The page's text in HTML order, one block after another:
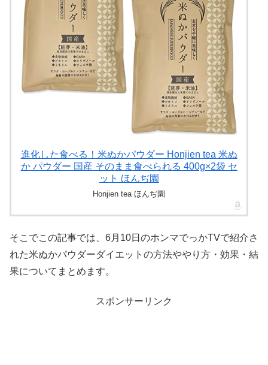
進化した食べる！米ぬかパウダー Honjien tea 米ぬ
か パウダー 国産 そのまま食べられる 400g×2袋 セ
ット ほんぢ園
Honjien tea ほんぢ園
そこでこの記事では、6月10日のホンマでっかTVで紹介さ
れた米ぬかパウダーダイエットの方法ややり方・効果・結
果についてまとめます。
スポンサーリンク